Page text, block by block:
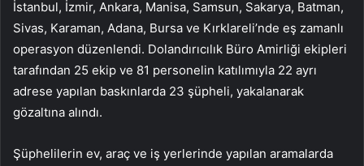
İstanbul, İzmir, Ankara, Manisa, Samsun, Sakarya, Batman,
Sivas, Karaman, Adana, Bursa ve Kırklareli’nde eş zamanlı
operasyon düzenlendi. Dolandırıcılık Büro Amirliği ekipleri
tarafından 25 ekip ve 81 personelin katılımıyla 22 ayrı
adrese yapılan baskınlarda 23 şüpheli, yakalanarak
gözaltına alındı.
Şüphelilerin ev, araç ve iş yerlerinde yapılan aramalarda